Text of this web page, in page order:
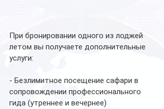
При бронировании одного из лоджей
летом вы получаете дополнительные
услуги:
- Безлимитное посещение сафари в
сопровождении профессионального
гида (утреннее и вечернее)